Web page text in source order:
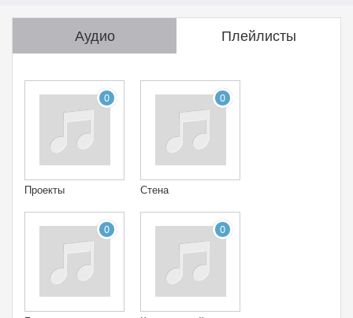
Аудио Плейлисты
0
Проекты
0
Стена
0 0